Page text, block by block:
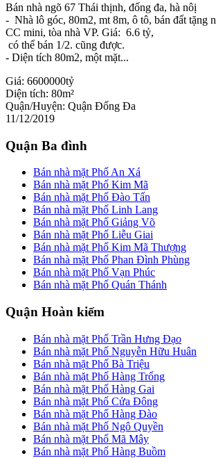
Bán nhà ngõ 67 Thái thịnh, đống đa, hà nôị
- Nhà lô góc, 80m2, mt 8m, ô tô, bán đất tặng
CC mini, tòa nhà VP. Giá: 6.6 tỷ,
có thể bán 1/2. cũng được.
- Diện tích 80m2, một mặt...
Giá: 6600000tỷ
Diện tích: 80m²
Quận/Huyện: Quận Đống Đa
11/12/2019
Quận Ba đình
Bán nhà mặt Phố An Xá
Bán nhà mặt Phố Kim Mã
Bán nhà mặt Phố Đào Tấn
Bán nhà mặt Phố Linh Lang
Bán nhà mặt Phố Giảng Võ
Bán nhà mặt Phố Liễu Giai
Bán nhà mặt Phố Kim Mã Thượng
Bán nhà mặt Phố Phan Đình Phùng
Bán nhà mặt Phố Vạn Phúc
Bán nhà mặt Phố Quán Thánh
Quận Hoàn kiếm
Bán nhà mặt Phố Trần Hưng Đạo
Bán nhà mặt Phố Nguyễn Hữu Huân
Bán nhà mặt Phố Bà Triệu
Bán nhà mặt Phố Hàng Trống
Bán nhà mặt Phố Hàng Gai
Bán nhà mặt Phố Cửa Đông
Bán nhà mặt Phố Hàng Đào
Bán nhà mặt Phố Ngô Quyền
Bán nhà mặt Phố Mã Mây
Bán nhà mặt Phố Hàng Buồm